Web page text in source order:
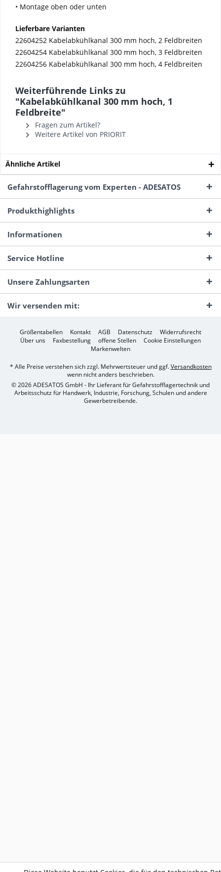
• Montage oben oder unten
Lieferbare Varianten
22604252 Kabelabkühlkanal 300 mm hoch, 2 Feldbreiten
22604254 Kabelabkühlkanal 300 mm hoch, 3 Feldbreiten
22604256 Kabelabkühlkanal 300 mm hoch, 4 Feldbreiten
Weiterführende Links zu
"Kabelabkühlkanal 300 mm hoch, 1
Feldbreite"
Fragen zum Artikel?
Weitere Artikel von PRIORIT
Ähnliche Artikel
Gefahrstofflagerung vom Experten - ADESATOS
Produkthighlights
Informationen
Service Hotline
Unsere Zahlungsarten
Wir versenden mit:
Größentabellen Kontakt AGB Datenschutz
Widerrufsrecht
Über uns
Faxbestellung offene Stellen
Cookie Einstellungen
Markenwelten
* Alle Preise verstehen sich zzgl. Mehrwertsteuer und ggf.Versandkosten
wenn nicht anders beschrieben.
© 2026 ADESATOS GmbH - Ihr Lieferant für Gefahrstofflagertechnik und
Arbeitsschutz für Handwerk, Industrie, Forschung, Schulen und andere
Gewerbetreibende.